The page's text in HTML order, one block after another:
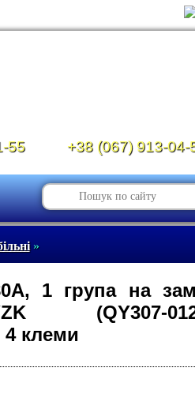
55 +38 (067) 913-04-
»
1 група на
(QY307-
4 клеми